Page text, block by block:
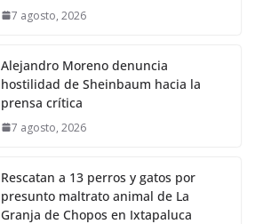
7 agosto, 2026
Alejandro Moreno denuncia
hostilidad de Sheinbaum hacia la
prensa crítica
7 agosto, 2026
Rescatan a 13 perros y gatos por
presunto maltrato animal de La
Granja de Chopos en Ixtapaluca